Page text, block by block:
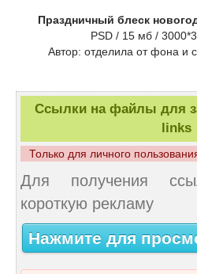
Праздничный блеск
PSD / 15 мб /
Автор: отделила от фона и
Ссылки на файлы для
links
Только для личного
Для получения
короткую рекламу
Нажмите для